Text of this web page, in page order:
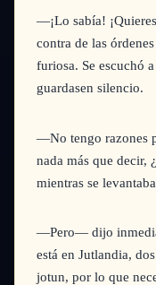
—¡Lo sabía!
contra de las
furiosa. Se escuchó
guardasen silencio.
—No tengo razones
nada más que decir,
mientras se
—Pero— dijo
está en Jutlandia,
jotun, por lo que